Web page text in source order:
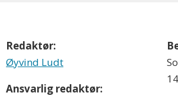
Redaktør:
Øyvind Ludt
Ansvarlig redaktør: